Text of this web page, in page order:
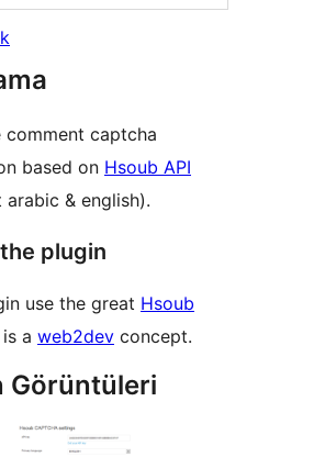
comment captcha
based on Hsoub API
& english).
plugin
use the great Hsoub
a web2dev concept.
Görüntüleri